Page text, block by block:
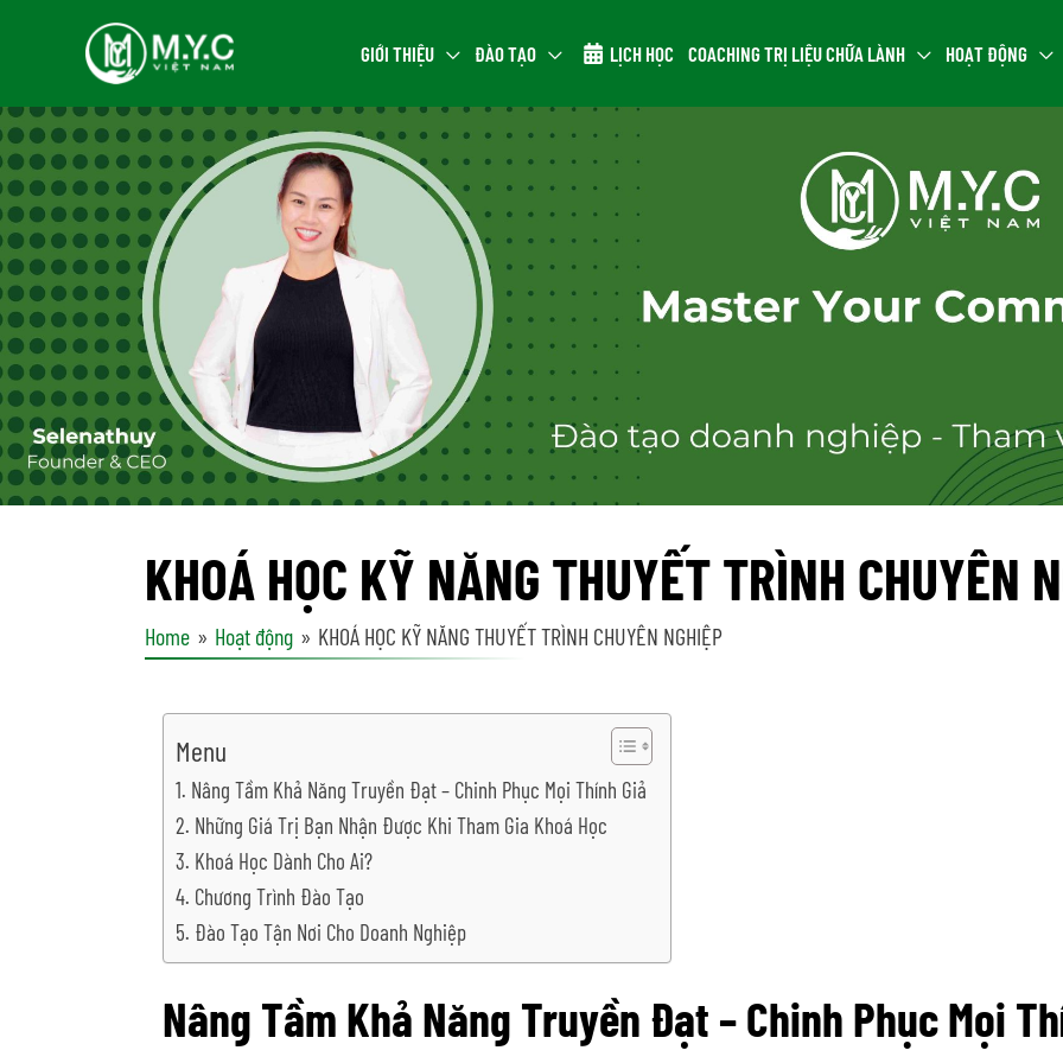
GIỚI THIỆU ĐÀO TẠO LỊCH HỌC COACHING TRỊ LIỆU CHỮA LÀNH HOẠT ĐỘNG
KHOÁ HỌC KỸ NĂNG THUYẾT TRÌNH CHUYÊN
Home Hoạt động KHOÁ HỌC KỸ NĂNG THUYẾT TRÌNH CHUYÊN NGHIỆP
Menu
Nâng Tầm Khả Năng Truyền Đạt – Chinh Phục Mọi Thính Giả
Những Giá Trị Bạn Nhận Được Khi Tham Gia Khoá Học
Khoá Học Dành Cho Ai?
Chương Trình Đào Tạo
Đào Tạo Tận Nơi Cho Doanh Nghiệp
Nâng Tầm Khả Năng Truyền Đạt – Chinh Phục Mọi